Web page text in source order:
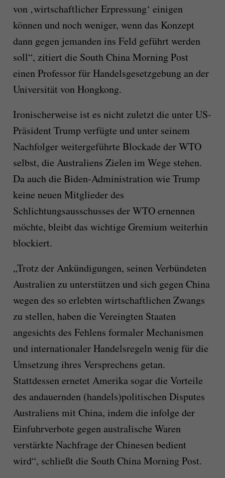
von ‚wirtschaftlicher Erpressung‘ einigen
können und noch weniger, wenn das Konzept
dann gegen jemanden ins Feld geführt werden
soll“, zitiert die South China Morning Post
einen Professor für Handelsgesetzgebung an der
Universität von Hongkong.
Ironischerweise ist es nicht zuletzt die unter US-
Präsident Trump verfügte und unter seinem
Nachfolger weitergeführte Blockade der WTO
selbst, die Australiens Zielen im Wege stehen.
Da auch die Biden-Administration wie Trump
keine neuen Mitglieder des
Schlichtungsausschusses der WTO ernennen
möchte, bleibt das wichtige Gremium weiterhin
blockiert.
„Trotz der Ankündigungen, seinen Verbündeten
Australien zu unterstützen und sich gegen China
wegen des so erlebten wirtschaftlichen Zwangs
zu stellen, haben die Vereingten Staaten
angesichts des Fehlens formaler Mechanismen
und internationaler Handelsregeln wenig für die
Umsetzung ihres Versprechens getan.
Stattdessen ernetet Amerika sogar die Vorteile
des andauernden (handels)politischen Disputes
Australiens mit China, indem die infolge der
Einfuhrverbote gegen australische Waren
verstärkte Nachfrage der Chinesen bedient
wird“, schließt die South China Morning Post.